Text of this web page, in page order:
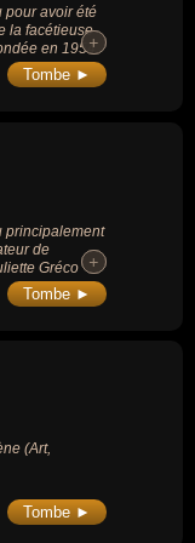
la
JPEG,
et 4G en
pour avoir été
la facétieuse
en 1954
la naissance
+
+
Tombe ►
principalement
de
Gréco
+
+
Tombe ►
(Art,
Tombe ►